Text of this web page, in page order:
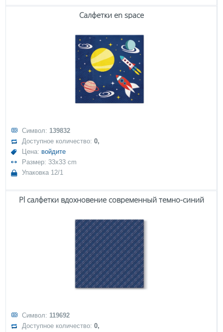
Салфетки en space
Символ: 139832
Доступное количество:0,
Цена: войдите
Размер: 33x33 cm
Упаковка 12/1
Pl салфетки вдохновение современный темно-синий
Символ: 119692
Доступное количество:0,